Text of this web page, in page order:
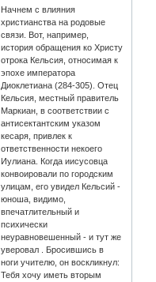
Начнем с влияния
христианства на родовые
связи. Вот, например,
история обращения ко Христу
отрока Кельсия, относимая к
эпохе императора
Диоклетиана (284-305). Отец
Кельсия, местный правитель
Маркиан, в соответствии с
антисектантским указом
кесаря, привлек к
ответственности некоего
Иулиана. Когда иисусовца
конвоировали по городским
улицам, его увидел Кельсий -
юноша, видимо,
впечатлительный и
психически
неуравновешенный - и тут же
уверовал . Бросившись в
ноги учителю, он воскликнул:
Тебя хочу иметь вторым